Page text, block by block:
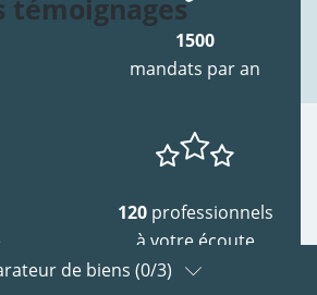
témoignages
1500
mandats par an
120 professionnels
à votre écoute
de biens (0/3)